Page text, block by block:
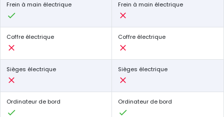
Frein à main électrique Frein à main électrique
Coffre électrique Coffre électrique
Sièges électrique Sièges électrique
Ordinateur de bord Ordinateur de bord